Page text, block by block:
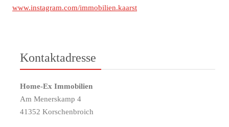
www.instagram.com/immobilien.kaarst
Kontaktadresse
Home-Ex Immobilien
Am Menerskamp 4
41352 Korschenbroich